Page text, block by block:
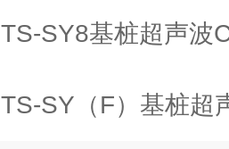
TS-SY8基桩超声波
TS-SY（F）基桩超